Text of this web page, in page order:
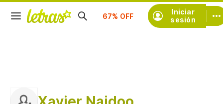
Iniciar
sesión
Suscríbete